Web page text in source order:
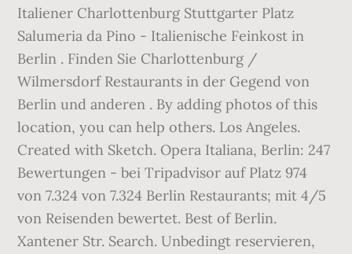
Italiener Charlottenburg Stuttgarter Platz
Salumeria da Pino - Italienische Feinkost in
Berlin . Finden Sie Charlottenburg /
Wilmersdorf Restaurants in der Gegend von
Berlin und anderen . By adding photos of this
location, you can help others. Los Angeles.
Created with Sketch. Opera Italiana, Berlin: 247
Bewertungen - bei Tripadvisor auf Platz 974
von 7.324 von 7.324 Berlin Restaurants; mit 4/5
von Reisenden bewertet. Best of Berlin.
Xantener Str. Search. Unbedingt reservieren,